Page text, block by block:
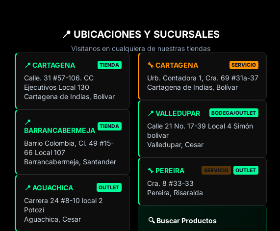
📍 UBICACIONES Y SUCURSALES
Visítanos en cualquiera de nuestras tiendas
📍 CARTAGENA TIENDA
Calle. 31 #57-106. CC
Ejecutivos Local 130
Cartagena de Indias, Bolívar
📍
BARRANCABERMEJA
TIENDA
Barrio Colombia, Cl. 49 #15-
66 Local 107
Barrancabermeja, Santander
📍 AGUACHICA OUTLET
Carrera 24 #8-10 local 2
Potozí
Aguachica, Cesar
🔧 CARTAGENA SERVICIO
Urb. Contadora 1, Cra. 69 #31a-37
Cartagena de Indias, Bolívar
📍 VALLEDUPAR BODEGA/OUTLET
Calle 21 No. 17-39 Local 4 Simón
bolivar
Valledupar, Cesar
🔧 PEREIRA SERVICIO OUTLET
Cra. 8 #33-33
Pereira, Risaralda
🔍 Buscar Productos